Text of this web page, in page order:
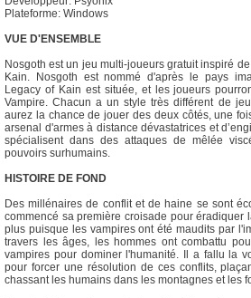
Plateforme: Windows
VUE D'ENSEMBLE
Nosgoth est un jeu multi-joueurs gratuit inspiré
Kain. Nosgoth est nommé d'après le pays
Legacy of Kain est située, et les joueurs
Vampire. Chacun a un style très différent de
aurez la chance de jouer des deux côtés, une
arsenal d'armes à distance dévastatrices et
spécialisent dans des attaques de mêlée
pouvoirs surhumains.
HISTOIRE DE FOND
Des millénaires de conflit et de haine se sont
commencé sa première croisade pour éradiquer
plus puisque les vampires ont été maudits par
travers les âges, les hommes ont combattu
vampires pour dominer l'humanité. Il a fallu la
pour forcer une résolution de ces conflits,
chassant les humains dans les montagnes et les